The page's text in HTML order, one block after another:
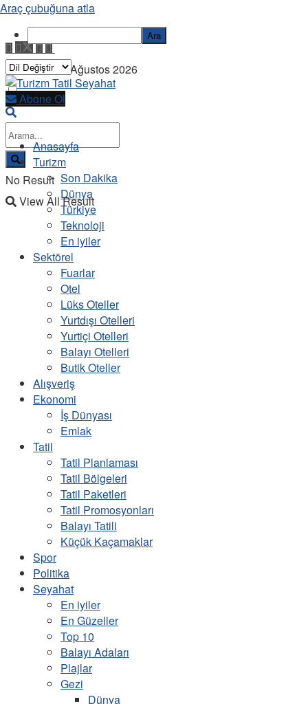
Cumartesi, 8 Ağustos 2026
No Result
View All Result
Abone Ol
Anasayfa
Turizm
Son Dakika
Dünya
Türkiye
Teknoloji
En iyiler
Sektörel
Fuarlar
Otel
Lüks Oteller
Yurtdışı Otelleri
Yurtiçi Otelleri
Balayı Otelleri
Butik Oteller
Alışveriş
Ekonomi
İş Dünyası
Emlak
Tatil
Tatil Planlaması
Tatil Bölgeleri
Tatil Paketleri
Tatil Promosyonları
Balayı Tatili
Küçük Kaçamaklar
Spor
Politika
Seyahat
En iyiler
En Güzeller
Top 10
Balayı Adaları
Plajlar
Gezi
Dünya
Araç çubuğuna atla
Ara